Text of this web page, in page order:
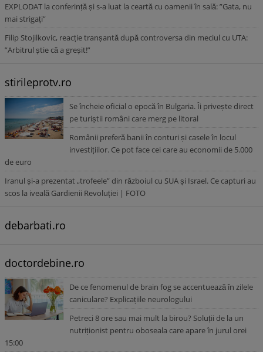
EXPLODAT la conferință și s-a luat la ceartă cu oamenii în sală: ”Gata, nu
mai strigați”
Filip Stojilkovic, reacție tranșantă după controversa din meciul cu UTA:
”Arbitrul știe că a greșit!”
stirileprotv.ro
Se încheie oficial o epocă în Bulgaria. Îi privește direct
pe turiștii români care merg pe litoral
Românii preferă banii în conturi și casele în locul
investițiilor. Ce pot face cei care au economii de 5.000
de euro
Iranul și-a prezentat „trofeele” din războiul cu SUA și Israel. Ce capturi au
scos la iveală Gardienii Revoluției | FOTO
debarbati.ro
doctordebine.ro
De ce fenomenul de brain fog se accentuează în zilele
caniculare? Explicațiile neurologului
Petreci 8 ore sau mai mult la birou? Soluții de la un
nutriționist pentru oboseala care apare în jurul orei
15:00